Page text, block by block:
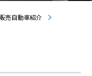
販売自動車紹介